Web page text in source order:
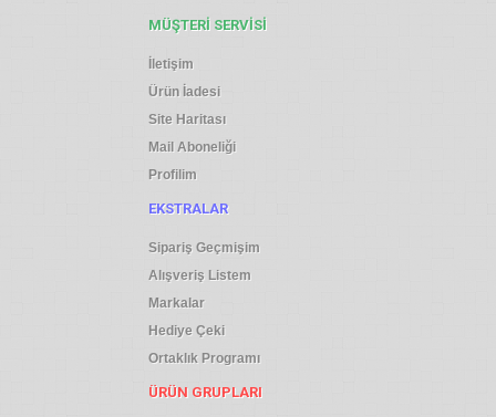
MÜŞTERI SERVISI
İletişim
Ürün İadesi
Site Haritası
Mail Aboneliği
Profilim
EKSTRALAR
Sipariş Geçmişim
Alışveriş Listem
Markalar
Hediye Çeki
Ortaklık Programı
ÜRÜN GRUPLARI